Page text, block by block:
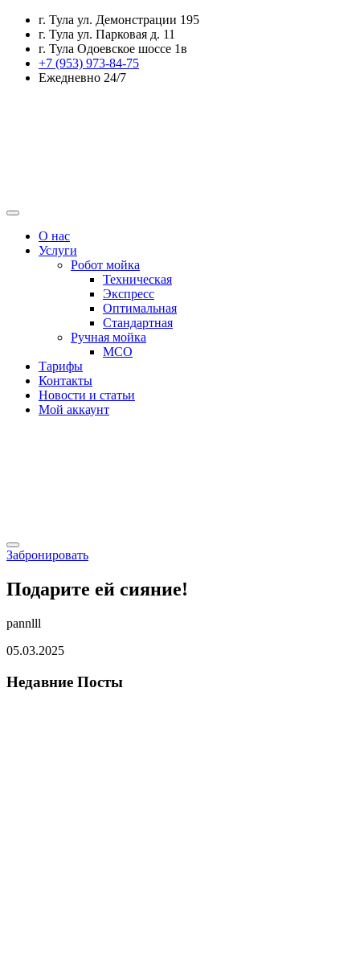
г. Тула ул. Демонстрации 195
г. Тула ул. Парковая д. 11
г. Тула Одоевское шоссе 1в
+7 (953) 973-84-75
Ежедневно 24/7
О нас
Услуги
Робот мойка
Техническая
Экспресс
Оптимальная
Стандартная
Ручная мойка
МСО
Тарифы
Контакты
Новости и статьи
Мой аккаунт
Забронировать
Подарите ей сияние!
pannlll
05.03.2025
Недавние Посты